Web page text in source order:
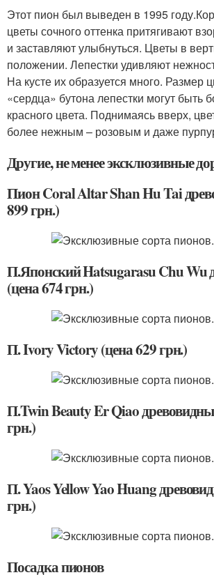
Этот пион был выведен в 1995
цветы сочного оттенка притягивают
и заставляют улыбнуться. Цветы в
положении. Лепестки удивляют
На кусте их образуется много. Размер
«сердца» бутона лепестки могут быть
красного цвета. Поднимаясь вверх,
более нежным – розовым и даже
Другие, не менее эксклюзивные
Пион Coral Altar Shan Hu Tai
899 грн.)
П.Японский Hatsugarasu Chu Wu
(цена 674 грн.)
П. Ivory Victory (цена 629 грн.)
П.Twin Beauty Er Qiao
грн.)
П. Yaos Yellow Yao Huang
грн.)
Посадка пионов